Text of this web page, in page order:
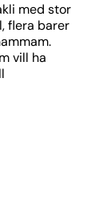
med stor
flera barer
vill ha